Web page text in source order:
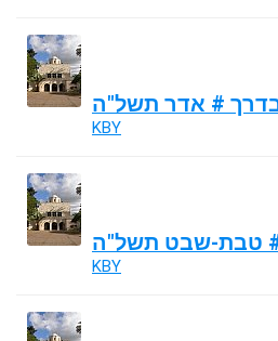
# אדר תשל"ה
KBY
טבת-שבט תשל"ה
KBY